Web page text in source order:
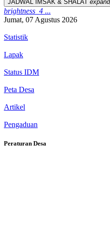
JADWAL IMSAK & SHALAT
brightness_4 ...
Jumat, 07 Agustus 2026
Statistik
Lapak
Status IDM
Peta Desa
Artikel
Pengaduan
Peraturan Desa